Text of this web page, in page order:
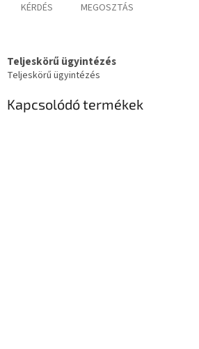
KÉRDÉS MEGOSZTÁS
Teljeskörű ügyintézés
Teljeskörű ügyintézés
Kapcsolódó termékek